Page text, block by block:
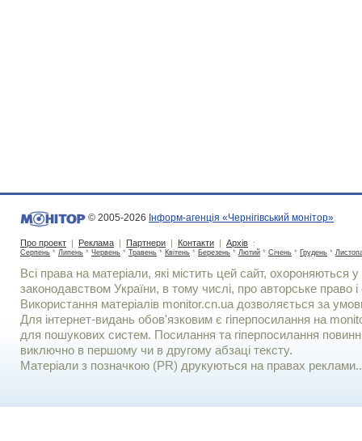
© 2005-2026 Інформ-агенція «Чернігівський монітор»
Про проект | Реклама | Партнери | Контакти | Архів :
Серпень * Липень * Червень * Травень * Квітень * Березень * Лютий * Січень * Грудень *
Всі права на матеріали, які містить цей сайт, охороняються у
законодавством України, в тому числі, про авторське право і
Використання матерiалiв monitor.cn.ua дозволяється за
Для iнтернет-видань обов'язковим є гiперпосилання на
для пошукових систем. Посилання та гіперпосилання
виключно в першому чи в другому абзаці тексту.
Матеріали з позначкою (PR) друкуються на правах реклами..